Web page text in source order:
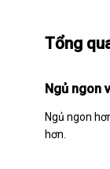
Tổng
Ngủ ngon
Ngủ ngon
hơn.